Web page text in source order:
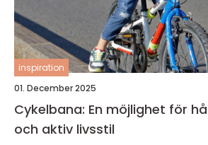
inspiration
01. December 2025
Cykelbana: En möjlighet för
och aktiv livsstil